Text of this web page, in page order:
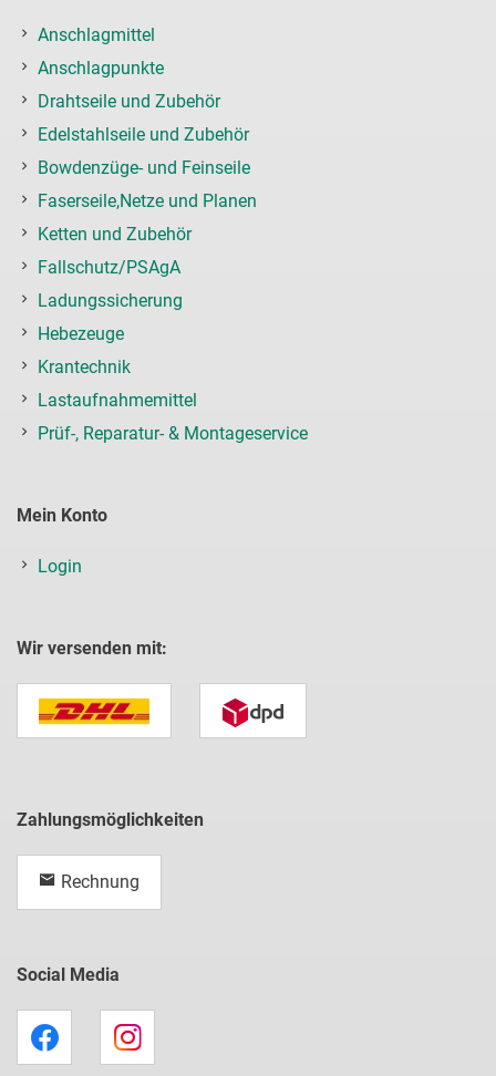
Anschlagmittel
Anschlagpunkte
Drahtseile und Zubehör
Edelstahlseile und Zubehör
Bowdenzüge- und Feinseile
Faserseile,Netze und Planen
Ketten und Zubehör
Fallschutz/PSAgA
Ladungssicherung
Hebezeuge
Krantechnik
Lastaufnahmemittel
Prüf-, Reparatur- & Montageservice
Mein Konto
Login
Wir versenden mit:
Zahlungsmöglichkeiten
Rechnung
Social Media